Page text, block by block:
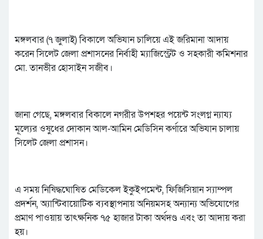
মঙ্গলবার (৭ জুলাই) বিকালে অভিযান চালিয়ে এই জরিমানা আদায়
করেন সিলেট জেলা প্রশাসনের নির্বাহী ম্যাজিস্ট্রেট ও সহকারী কমিশনার
মো. তানভীর হোসাইন সজীব।
জানা গেছে, মঙ্গলবার বিকালে নগরীর উপশহর পয়েন্ট সংলগ্ন ন্যায্য
মূল্যের ওষুধের দোকান আল-আমিন মেডিসিন কর্ণারে অভিযান চালায়
সিলেট জেলা প্রশাসন।
এ সময় নিষিদ্ধঘোষিত মেডিকেল ইকুইপমেন্ট, ফিজিসিয়ান স্যাম্পল
প্রদর্শন, অ্যান্টিবায়োটিক ব্যবস্থাপনায় অনিয়মসহ অন্যান্য অভিযোগের
প্রমাণ পাওয়ায় তাৎক্ষনিক ৭৫ হাজার টাকা অর্থদণ্ড এবং তা আদায় করা
হয়।